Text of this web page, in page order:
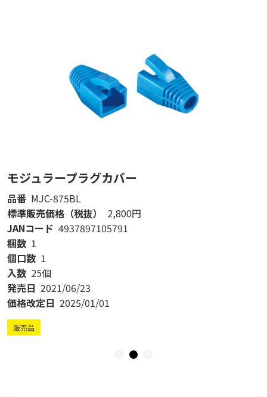
モジュラープラグカバー
品番 MJC-875BL
標準販売価格（税抜）
2,800円
JANコード 4937897105791
梱数 1
個口数 1
入数 25個
発売日 2021/06/23
価格改定日 2025/01/01
販売品